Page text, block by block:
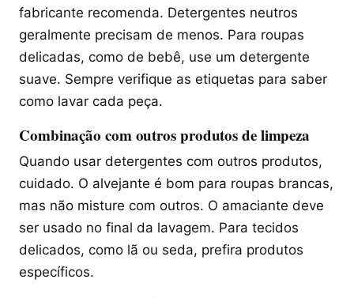
fabricante recomenda. Detergentes neutros
geralmente precisam de menos. Para roupas
delicadas, como de bebê, use um detergente
suave. Sempre verifique as etiquetas para saber
como lavar cada peça.
Combinação com outros produtos de limpeza
Quando usar detergentes com outros produtos,
cuidado. O alvejante é bom para roupas brancas,
mas não misture com outros. O amaciante deve
ser usado no final da lavagem. Para tecidos
delicados, como lã ou seda, prefira produtos
específicos.